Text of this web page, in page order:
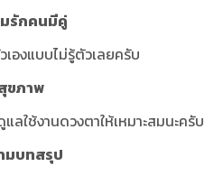
รักคนมีคู่
องแบบไม่รู้ตัวเลยครับ
ขภาพ
แลใช้งานดวงตาให้เหมาะสมนะครับ
มบทสรุป